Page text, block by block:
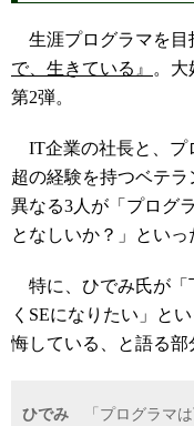
生涯プログラマを目
で、生きている』
。大
第2弾。
IT企業の社長と、プ
超の経験を持つベテ
異なる3人が「プログ
となしいか？」といっ
特に、ひでみ氏が「
くSEになりたい」と
悔している、と語る部
ひでみ 「プログラマは